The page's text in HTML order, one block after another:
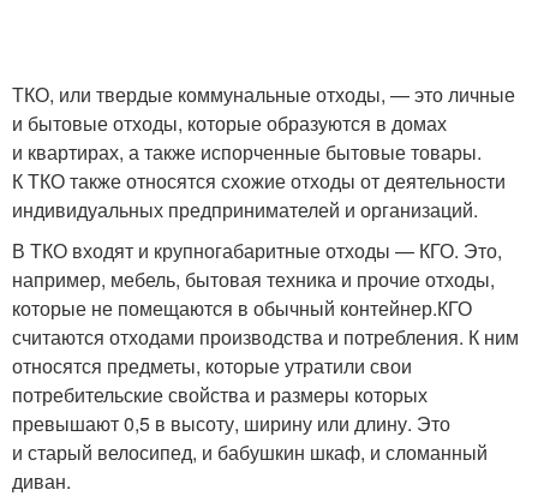
ТКО, или твердые коммунальные отходы, — это личные
и бытовые отходы, которые образуются в домах
и квартирах, а также испорченные бытовые товары.
К ТКО также относятся схожие отходы от деятельности
индивидуальных предпринимателей и организаций.
В ТКО входят и крупногабаритные отходы — КГО. Это,
например, мебель, бытовая техника и прочие отходы,
которые не помещаются в обычный контейнер.КГО
считаются отходами производства и потребления. К ним
относятся предметы, которые утратили свои
потребительские свойства и размеры которых
превышают 0,5 в высоту, ширину или длину. Это
и старый велосипед, и бабушкин шкаф, и сломанный
диван.